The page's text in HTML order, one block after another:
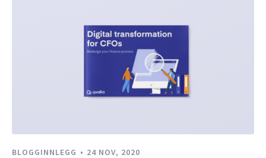
BLOGGINNLEGG 24 NOV, 2020